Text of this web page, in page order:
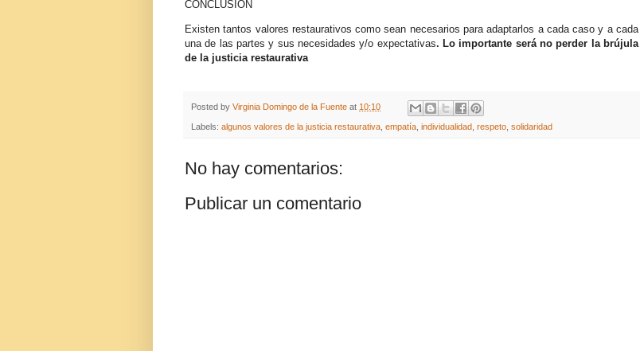
CONCLUSIÓN
Existen tantos valores restaurativos como sean necesarios para adaptarlos a cada caso y a cada
una de las partes y sus necesidades y/o expectativas. Lo importante será no perder la brújula
de la justicia restaurativa
Posted by Virginia Domingo de la Fuente at 10:10
Labels: algunos valores de la justicia restaurativa empatía individualidad respeto solidaridad
No hay comentarios:
Publicar un comentario